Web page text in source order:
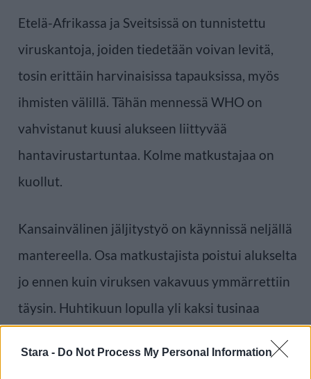
Stara - Do Not Process My Personal Information
Etelä-Afrikassa ja Sveitsissä on tunnistettu
viruskantoja, joiden tiedetään voivan levitä,
tosin erittäin harvinaisissa tapauksissa, myös
ihmisten välillä. Tähän mennessä WHO on
vahvistanut kuusi alukseen liittyvää
hantavirustartuntaa. Kolme matkustajaa on
kuollut.
Kansainvälinen jäljitystyö on käynnissä neljällä
mantereella. Osa matkustajista poistui alukselta
jo ennen kuin viruksen vakavuus ymmärrettiin
täysin. Huhtikuun lopulla yli kaksi tusinaa